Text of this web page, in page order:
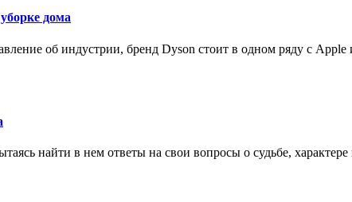
дома
об индустрии, бренд Dyson стоит в одном ряду с Apple
найти в нем ответы на свои вопросы о судьбе,